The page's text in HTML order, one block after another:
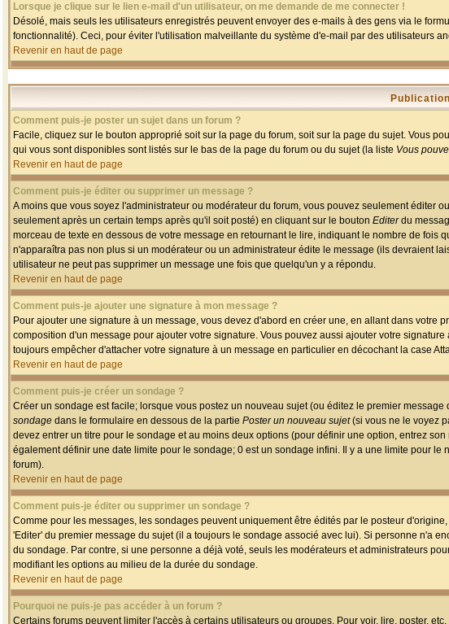
Lorsque je clique sur le lien e-mail d'un utilisateur, on me demande de me connecter !
Désolé, mais seuls les utilisateurs enregistrés peuvent envoyer des e-mails à des gens via le
fonctionnalité). Ceci, pour éviter l'utilisation malveillante du système d'e-mail par des utilisateurs
Revenir en haut de page
Publication
Comment puis-je poster un sujet dans un forum ?
Facile, cliquez sur le bouton approprié soit sur la page du forum, soit sur la page du sujet. Vous
qui vous sont disponibles sont listés sur le bas de la page du forum ou du sujet (la liste Vous
Revenir en haut de page
Comment puis-je éditer ou supprimer un message ?
A moins que vous soyez l'administrateur ou modérateur du forum, vous pouvez seulement éditer
seulement après un certain temps après qu'il soit posté) en cliquant sur le bouton Editerdu
morceau de texte en dessous de votre message en retournant le lire, indiquant le nombre de fois
n'apparaîtra pas non plus si un modérateur ou un administrateur édite le message (ils devraient
utilisateur ne peut pas supprimer un message une fois que quelqu'un y a répondu.
Revenir en haut de page
Comment puis-je ajouter une signature à mon message ?
Pour ajouter une signature à un message, vous devez d'abord en créer une, en allant dans votre
composition d'un message pour ajouter votre signature. Vous pouvez aussi ajouter votre
toujours empêcher d'attacher votre signature à un message en particulier en décochant la case
Revenir en haut de page
Comment puis-je créer un sondage ?
Créer un sondage est facile; lorsque vous postez un nouveau sujet (ou éditez le premier
sondage dans le formulaire en dessous de la partie Poster un nouveau sujet(si vous ne le voyez
devez entrer un titre pour le sondage et au moins deux options (pour définir une option, entrez
également définir une date limite pour le sondage; 0 est un sondage infini. Il y a une limite pour
forum).
Revenir en haut de page
Comment puis-je éditer ou supprimer un sondage ?
Comme pour les messages, les sondages peuvent uniquement être édités par le posteur
'Editer' du premier message du sujet (il a toujours le sondage associé avec lui). Si personne n'a
du sondage. Par contre, si une personne a déjà voté, seuls les modérateurs et administrateurs
modifiant les options au milieu de la durée du sondage.
Revenir en haut de page
Pourquoi ne puis-je pas accéder à un forum ?
Certains forums peuvent limiter l'accès à certains utilisateurs ou groupes. Pour voir, lire, poster,